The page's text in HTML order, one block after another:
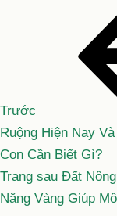
viết
Trước
Ruộng Hiện Nay
Con Cần Biết Gì?
Bài
tiếp
Trang sau Đất
Năng Vàng Giúp